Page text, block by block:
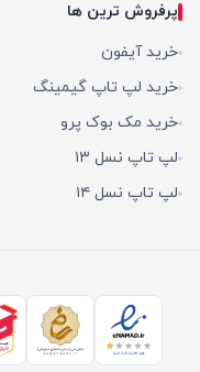
پرفروش ترین ها
خرید آیفون
خرید لپ تاپ گیمینگ
خرید مک بوک پرو
لپ تاپ نسل ۱۳
لپ تاپ نسل ۱۴